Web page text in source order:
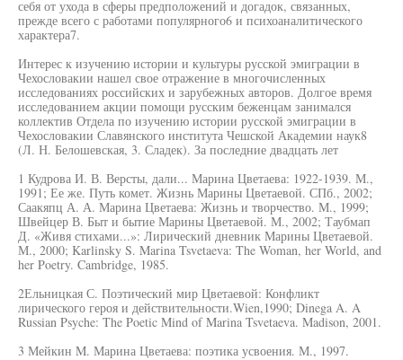
себя от ухода в сферы предположений и догадок, связанных,
прежде всего с работами популярного6 и психоаналитического
характера7.
Интерес к изучению истории и культуры русской эмиграции в
Чехословакии нашел свое отражение в многочисленных
исследованиях российских и зарубежных авторов. Долгое время
исследованием акции помощи русским беженцам занимался
коллектив Отдела по изучению истории русской эмиграции в
Чехословакии Славянского института Чешской Академии наук8
(Л. Н. Белошевская, 3. Сладек). За последние двадцать лет
1 Кудрова И. В. Версты, дали... Марина Цветаева: 1922-1939. М.,
1991; Ее же. Путь комет. Жизнь Марины Цветаевой. СПб., 2002;
Саакяпц А. А. Марина Цветаева: Жизнь и творчество. М., 1999;
Швейцер В. Быт и бытие Марины Цветаевой. М., 2002; Таубмап
Д. «Живя стихами...»: Лирический дневник Марины Цветаевой.
М., 2000; Karlinsky S. Marina Tsvetaeva: The Woman, her World, and
her Poetry. Cambridge, 1985.
2Ельницкая С. Поэтический мир Цветаевой: Конфликт
лирического героя и действительности.Wien,1990; Dinega A. A
Russian Psyche: The Poetic Mind of Marina Tsvetaeva. Madison, 2001.
3 Мейкин M. Марина Цветаева: поэтика усвоения. М., 1997.